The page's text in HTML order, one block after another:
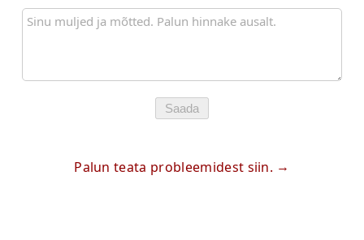
Saada
Palun teata probleemidest siin.